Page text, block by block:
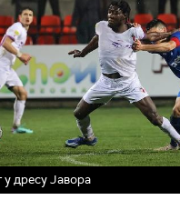
у дресу Јавора